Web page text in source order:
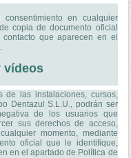
en cualquier
copia de documento oficial
que aparecen en el
vídeos
de las instalaciones, cursos,
Dentazul S.L.U., podrán ser
de los usuarios que
sus derechos de acceso,
momento, mediante
oficial que le identifique,
en el apartado de Política de